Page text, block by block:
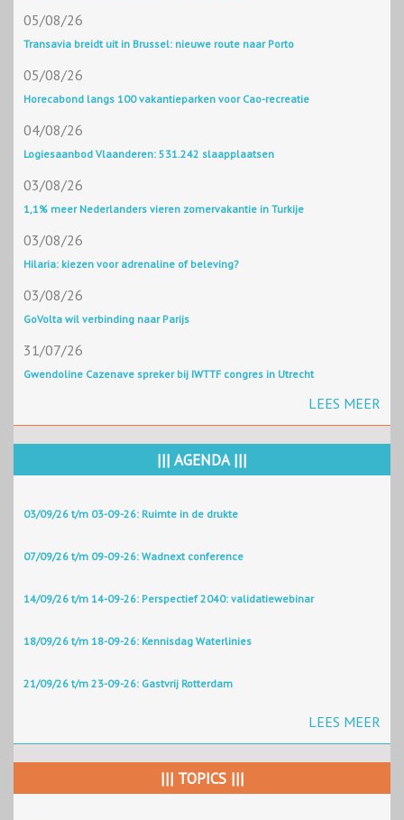
05/08/26
Transavia breidt uit in Brussel: nieuwe route naar Porto
05/08/26
Horecabond langs 100 vakantieparken voor Cao-recreatie
04/08/26
Logiesaanbod Vlaanderen: 531.242 slaapplaatsen
03/08/26
1,1% meer Nederlanders vieren zomervakantie in Turkije
03/08/26
Hilaria: kiezen voor adrenaline of beleving?
03/08/26
GoVolta wil verbinding naar Parijs
31/07/26
Gwendoline Cazenave spreker bij IWTTF congres in Utrecht
LEES MEER
||| AGENDA |||
03/09/26 t/m 03-09-26: Ruimte in de drukte
07/09/26 t/m 09-09-26: Wadnext conference
14/09/26 t/m 14-09-26: Perspectief 2040: validatiewebinar
18/09/26 t/m 18-09-26: Kennisdag Waterlinies
21/09/26 t/m 23-09-26: Gastvrij Rotterdam
LEES MEER
||| TOPICS |||